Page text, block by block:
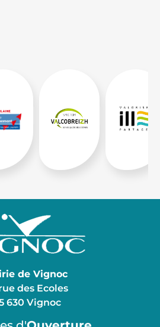
de Vignoc
des Ecoles
630 Vignoc